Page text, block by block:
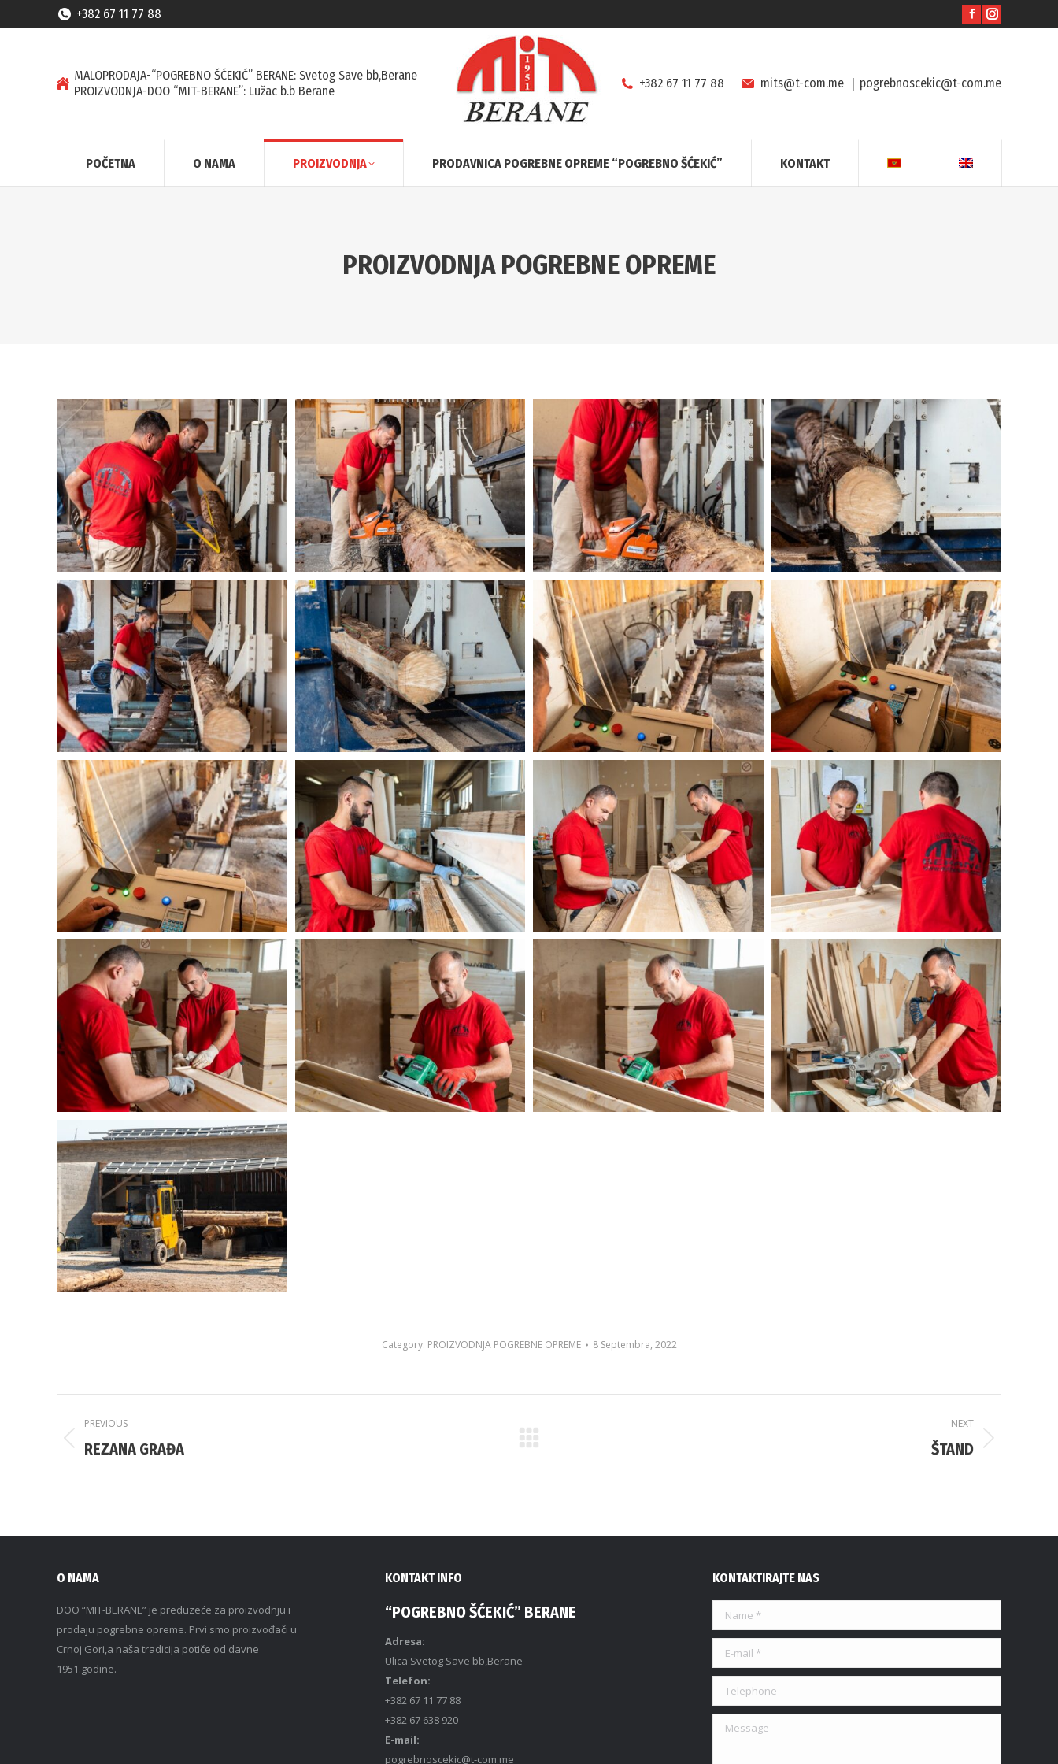
+382 67 11 77 88
MALOPRODAJA-“POGREBNO ŠĆEKIĆ” BERANE: Svetog Save bb,Berane
PROIZVODNJA-DOO “MIT-BERANE”: Lužac b.b Berane
+382 67 11 77 88 mits@t-com.me ｜ pogrebnoscekic@t-com.me
POČETNA O NAMA PROIZVODNJA PRODAVNICA POGREBNE OPREME “POGREBNO ŠĆEKIĆ” KONTAKT
PROIZVODNJA POGREBNE OPREME
Category: PROIZVODNJA POGREBNE OPREME 8 Septembra, 2022
PREVIOUS
REZANA GRAĐA
NEXT
ŠTAND
O NAMA
DOO “MIT-BERANE” je preduzeće za proizvodnju i
prodaju pogrebne opreme. Prvi smo proizvođači u
Crnoj Gori,a naša tradicija potiče od davne
1951.godine.
KONTAKT INFO
“POGREBNO ŠĆEKIĆ” BERANE
Adresa:
Ulica Svetog Save bb,Berane
Telefon:
+382 67 11 77 88
+382 67 638 920
E-mail:
pogrebnoscekic@t-com.me
KONTAKTIRAJTE NAS
Name *
E-mail *
Telephone
Message